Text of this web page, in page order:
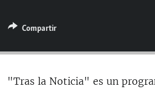
ESPECIALES
ESPECIALES
LA REALIDAD DE LA VIVIENDA EN
MULTIMEDIA
EDITORIALES
Compartir
"Tras la Noticia" es un